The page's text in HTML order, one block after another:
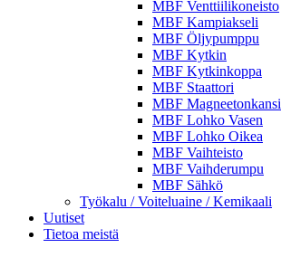
MBF Venttiilikoneisto
MBF Kampiakseli
MBF Öljypumppu
MBF Kytkin
MBF Kytkinkoppa
MBF Staattori
MBF Magneetonkansi
MBF Lohko Vasen
MBF Lohko Oikea
MBF Vaihteisto
MBF Vaihderumpu
MBF Sähkö
Työkalu / Voiteluaine / Kemikaali
Uutiset
Tietoa meistä